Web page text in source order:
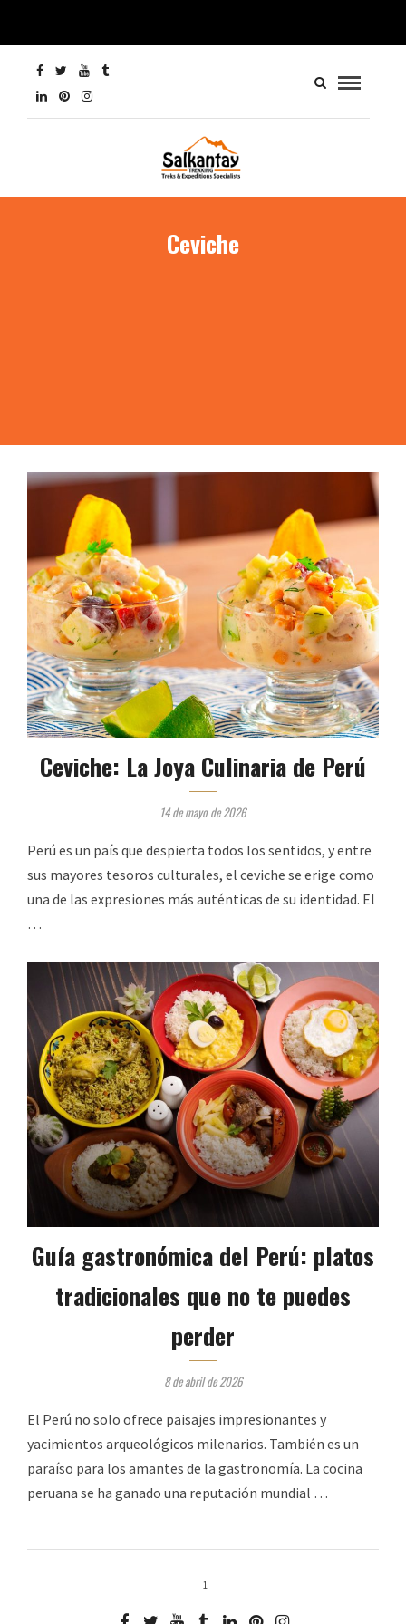
Ceviche
Ceviche: La Joya Culinaria de Perú
14 de mayo de 2026
Perú es un país que despierta todos los sentidos, y entre
sus mayores tesoros culturales, el ceviche se erige como
una de las expresiones más auténticas de su identidad. El
…
Guía gastronómica del Perú: platos
tradicionales que no te puedes
perder
8 de abril de 2026
El Perú no solo ofrece paisajes impresionantes y
yacimientos arqueológicos milenarios. También es un
paraíso para los amantes de la gastronomía. La cocina
peruana se ha ganado una reputación mundial …
1